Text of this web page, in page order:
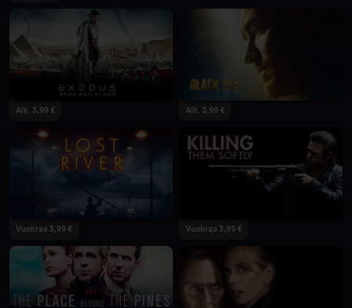
Alk. 3,99 € Alk. 3,99 €
Vuokraa 3,99 € Vuokraa 3,99 €